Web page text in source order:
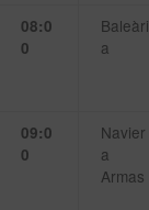
08:0
0
Baleàri
a
09:0
0
Navier
a
Armas